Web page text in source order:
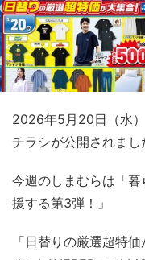
2026年5月20日（水
チラシが公開されまし
今週のしまむらは「
援する第3弾！」
「日替りの厳選超特